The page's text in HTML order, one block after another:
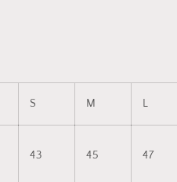
S M L
43 45 47